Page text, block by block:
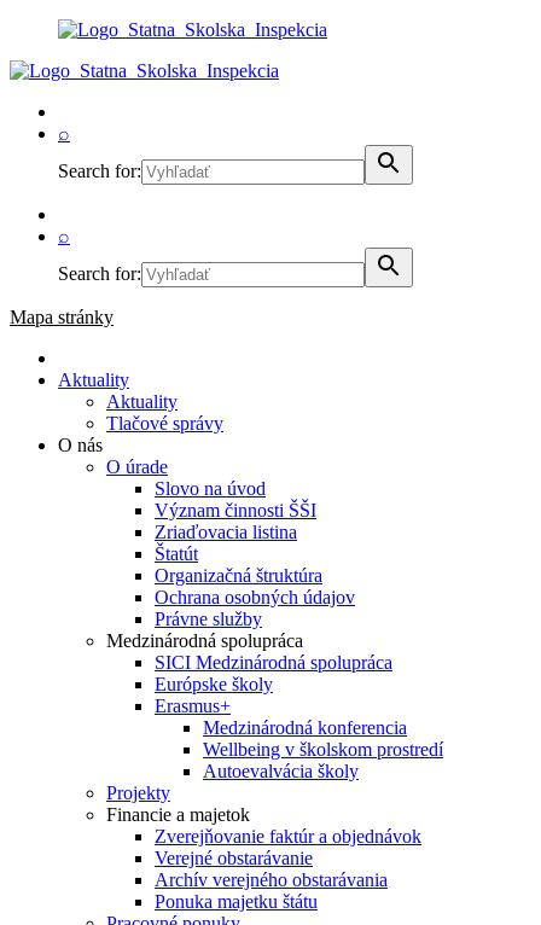
⌕
Search for:
⌕
Search for:
Mapa stránky
Aktuality
Aktuality
Tlačové správy
O nás
O úrade
Slovo na úvod
Význam činnosti ŠŠI
Zriaďovacia listina
Štatút
Organizačná štruktúra
Ochrana osobných údajov
Právne služby
Medzinárodná spolupráca
SICI Medzinárodná spolupráca
Európske školy
Erasmus+
Medzinárodná konferencia
Wellbeing v školskom prostredí
Autoevalvácia školy
Projekty
Financie a majetok
Zverejňovanie faktúr a objednávok
Verejné obstarávanie
Archív verejného obstarávania
Ponuka majetku štátu